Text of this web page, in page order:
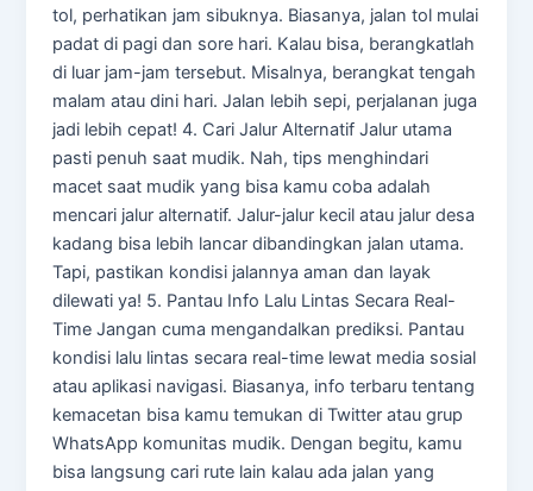
tol, perhatikan jam sibuknya. Biasanya, jalan tol mulai
padat di pagi dan sore hari. Kalau bisa, berangkatlah
di luar jam-jam tersebut. Misalnya, berangkat tengah
malam atau dini hari. Jalan lebih sepi, perjalanan juga
jadi lebih cepat! 4. Cari Jalur Alternatif Jalur utama
pasti penuh saat mudik. Nah, tips menghindari
macet saat mudik yang bisa kamu coba adalah
mencari jalur alternatif. Jalur-jalur kecil atau jalur desa
kadang bisa lebih lancar dibandingkan jalan utama.
Tapi, pastikan kondisi jalannya aman dan layak
dilewati ya! 5. Pantau Info Lalu Lintas Secara Real-
Time Jangan cuma mengandalkan prediksi. Pantau
kondisi lalu lintas secara real-time lewat media sosial
atau aplikasi navigasi. Biasanya, info terbaru tentang
kemacetan bisa kamu temukan di Twitter atau grup
WhatsApp komunitas mudik. Dengan begitu, kamu
bisa langsung cari rute lain kalau ada jalan yang